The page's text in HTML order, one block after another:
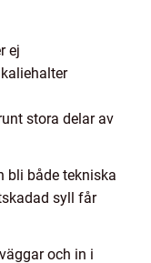
ej
stora delar av
bli både tekniska
syll får
och in i